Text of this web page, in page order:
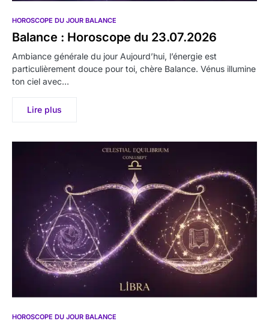
HOROSCOPE DU JOUR BALANCE
Balance : Horoscope du 23.07.2026
Ambiance générale du jour Aujourd’hui, l’énergie est
particulièrement douce pour toi, chère Balance. Vénus illumine
ton ciel avec…
Lire plus
HOROSCOPE DU JOUR BALANCE